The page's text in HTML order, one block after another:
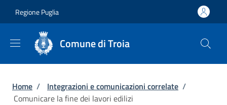
Regione Puglia
Comune di Troia
Briciole di pane
Home / Integrazioni e comunicazioni correlate /
Comunicare la fine dei lavori edilizi